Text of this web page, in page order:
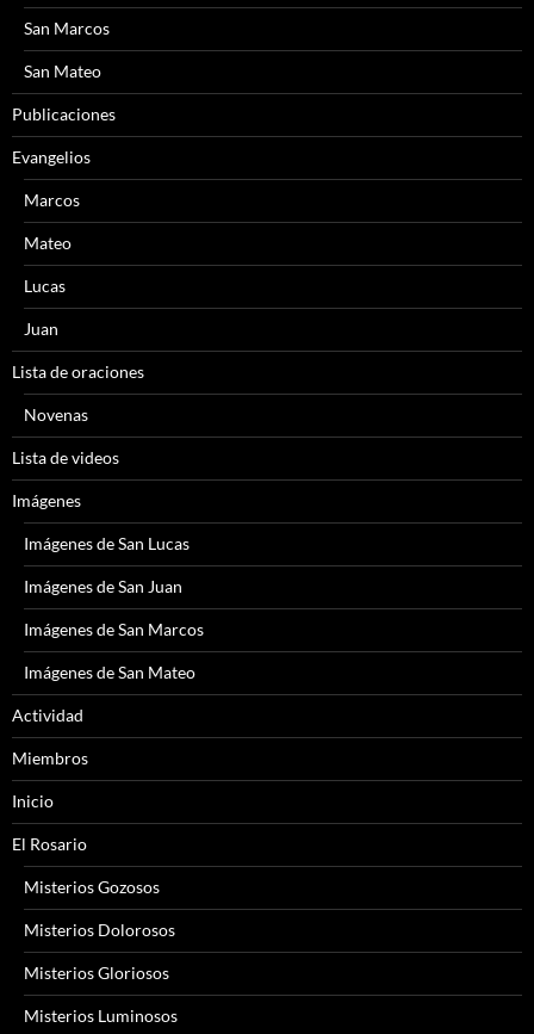
San Marcos
San Mateo
Publicaciones
Evangelios
Marcos
Mateo
Lucas
Juan
Lista de oraciones
Novenas
Lista de videos
Imágenes
Imágenes de San Lucas
Imágenes de San Juan
Imágenes de San Marcos
Imágenes de San Mateo
Actividad
Miembros
Inicio
El Rosario
Misterios Gozosos
Misterios Dolorosos
Misterios Gloriosos
Misterios Luminosos